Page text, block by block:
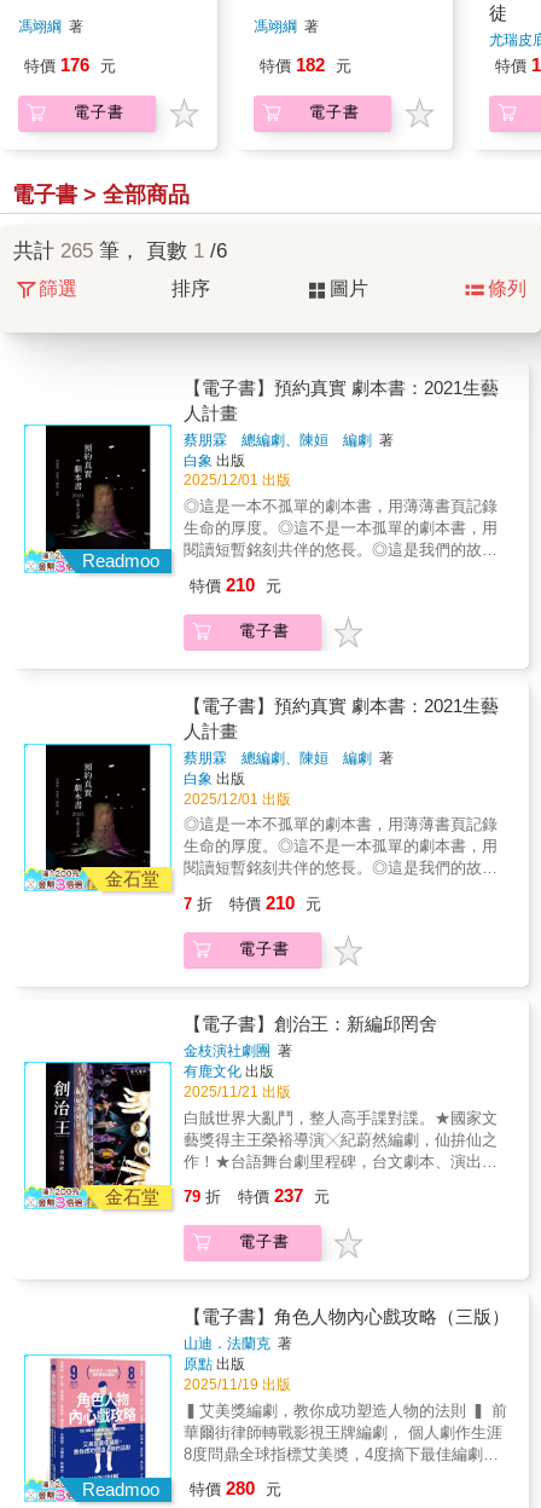
馮翊綱 著
特價 176 元
電子書
馮翊綱 著
特價 182 元
電子書
徒
尤瑞皮
特價
電子書 > 全部商品
共計 265 筆， 頁數 1 /6
篩選 排序 圖片 條列
Readmoo
【電子書】預約真實 劇本書：2021生藝
人計畫
蔡朋霖 總編劇、陳姮 編劇 著
白象 出版
2025/12/01 出版
◎這是一本不孤單的劇本書，用薄薄書頁記錄
生命的厚度。◎這不是一本孤單的劇本書，用
閱讀短暫銘刻共伴的悠長。◎這是我們的故事
不孤單的劇本書。在世界之樹的隱沒之處，是
真實與想像的邊界，其上生活的人有光，曾聽
聞黑暗，其下生活的人在暗處，曾想見光明。
群人，或因好奇傳聞描繪的真偽，或因實際在
親友身上發生的轉變，驅使其走上探詢精神疾
病真實樣貌的旅程。這次，神疾病經驗者，不
只說故事，還自己演出，把自己的故事帶上舞
台讓觀眾真實看見，更明確告訴我們，精神康
復者的人生，不該只被「疾病」定義，而是該
有更立體的全貌。◎代理經銷：白象文化更多
精彩內容請見
http://www.pressstore.com.tw/freereading/
特價 210 元
電子書
金石堂
【電子書】預約真實 劇本書：2021生藝
人計畫
蔡朋霖 總編劇、陳姮 編劇 著
白象 出版
2025/12/01 出版
◎這是一本不孤單的劇本書，用薄薄書頁記錄
生命的厚度。◎這不是一本孤單的劇本書，用
閱讀短暫銘刻共伴的悠長。◎這是我們的故事
不孤單的劇本書。在世界之樹的隱沒之處，是
真實與想像的邊界，其上生活的人有光，曾聽
聞黑暗，其下生活的人在暗處，曾想見光明。
群人，或因好奇傳聞描繪的真偽，或因實際在
親友身上發生的轉變，驅使其走上探詢精神疾
病真實樣貌的旅程。這次，神疾病經驗者，不
只說故事，還自己演出，把自己的故事帶上舞
台讓觀眾真實看見，更明確告訴我們，精神康
復者的人生，不該只被「疾病」定義，而是該
有更立體的全貌。◎代理經銷：白象文化更多
精彩內容請見
http://www.pressstore.com.tw/freereading/
7 折 特價 210 元
電子書
金石堂
【電子書】創治王：新編邱罔舍
金枝演社劇團 著
有鹿文化 出版
2025/11/21 出版
白賊世界大亂鬥，整人高手諜對諜。★國家文
藝獎得主王榮裕導演╳紀蔚然編劇，仙拚仙之
作！★台語舞台劇里程碑，台文劇本、演出紀
農工商╳老少咸宜╳皆大歡喜金枝演社劇團口
碑經典之作，改編民間第一整人高手「邱罔
舍」傳說，汲取民間戲劇的藝術傳統，全面翻
述聰明絕頂卻玩世不恭的邱罔舍，如何抓住人
性弱點捉弄鄉里；面對官府師爺的賭局和白賊
七的詭計，以及一觸即發的漳泉械鬥危機，在
世仇糾葛與愛情命運之間，他又將如何化險為
夷？在編劇紀蔚然幽默犀利的妙筆下，自詡精
明的眾生形色，計中藏計的鬥智騙局，帶觀眾
看破人性的荒謬矛盾，但最後又找到人性的希
望。同時，更大玩語言邏輯的遊戲，從運用漳
泉腔調差異的互相嘲諷，到罵人宛如繞口令的
79 折 特價 237 元
電子書
Readmoo
【電子書】角色人物內心戲攻略（三版）
山迪．法蘭克 著
原點 出版
2025/11/19 出版
▍艾美獎編劇，教你成功塑造人物的法則 ▍ 前
華爾街律師轉戰影視王牌編劇， 個人劇作生涯
8度問鼎全球指標艾美奬，4度摘下最佳編劇獎
演員傑米•福克斯爭相合作的御用劇作家。作者
特價 280 元